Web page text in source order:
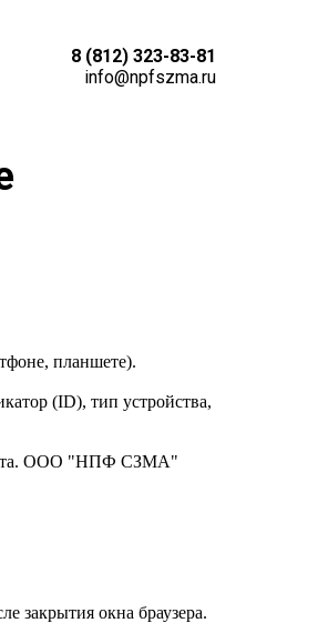
8 (812) 323-83-81
info@npfszma.ru
планшете).
(ID), тип устройства,
сайта. ООО "НПФ СЗМА"
закрытия окна браузера.